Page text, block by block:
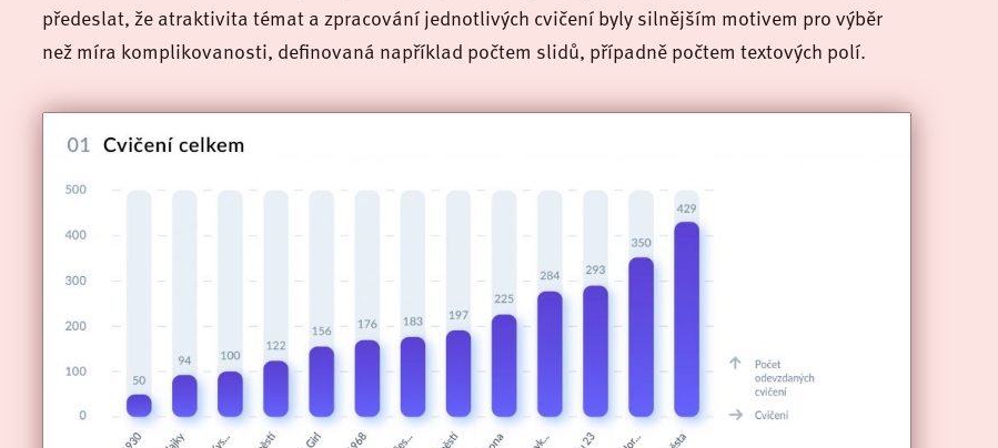
předeslat, že atraktivita témat a zpracování jednotlivých cvičení byly silnějším motivem pro výběr
než míra komplikovanosti, definovaná například počtem slidů, případně počtem textových polí.